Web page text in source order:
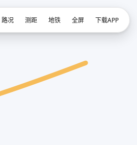
路况 测距 地铁 全屏 下载APP